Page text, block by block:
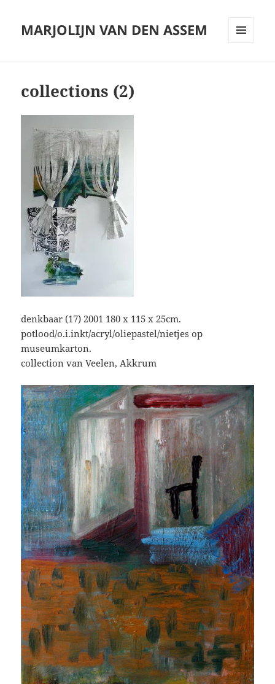
MARJOLIJN VAN DEN ASSEM
collections (2)
denkbaar (17) 2001 180 x 115 x 25cm.
potlood/o.i.inkt/acryl/oliepastel/nietjes op
museumkarton.
collection van Veelen, Akkrum